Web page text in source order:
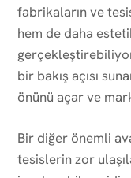
fabrikaların ve
hem de daha
bir bakış açısı
önünü açar ve
Bir diğer önemli
tesislerin zor